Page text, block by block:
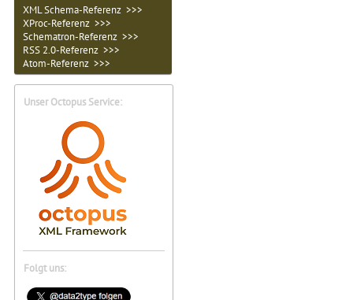
XML Schema-Referenz >>>
XProc-Referenz >>>
Schematron-Referenz >>>
RSS 2.0-Referenz >>>
Atom-Referenz >>>
Unser Octopus Service:
Folgt uns: